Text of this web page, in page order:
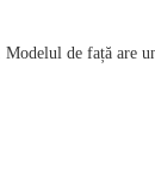
de față are